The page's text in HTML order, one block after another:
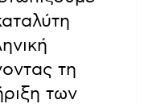
τη
των